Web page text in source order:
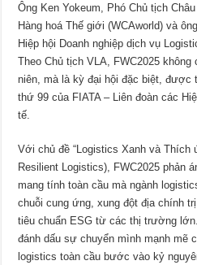
Ông Ken Yokeum, Phó Chủ tịch
Hàng hoá Thế giới (WCAworld) và
Hiệp hội Doanh nghiệp dịch vụ
Theo Chủ tịch VLA, FWC2025
niên, mà là kỳ đại hội đặc biệt, được
thứ 99 của FIATA – Liên đoàn các
tế.
Với chủ đề “Logistics Xanh và Thích
Resilient Logistics), FWC2025 phản
mang tính toàn cầu mà ngành
chuỗi cung ứng, xung đột địa chính
tiêu chuẩn ESG từ các thị trường
đánh dấu sự chuyển mình mạnh mẽ
logistics toàn cầu bước vào kỷ